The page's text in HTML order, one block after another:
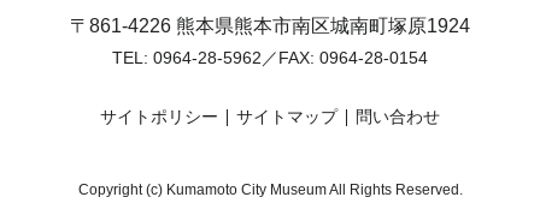
〒861-4226 熊本県熊本市南区城南町塚原1924
TEL: 0964-28-5962 ／FAX: 0964-28-0154
サイトポリシー サイトマップ 問い合わせ
Copyright (c) Kumamoto City Museum All Rights Reserved.